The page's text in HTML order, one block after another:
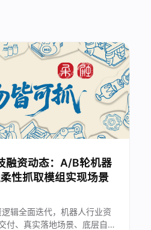
融资动态：A/B轮机器
性抓取模组实现场景
辑全面迭代，机器人行业资
付、真实落地场景、底层自研